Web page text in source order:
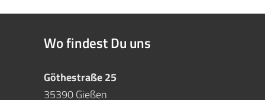
Wo findest Du uns
Göthestraße 25
35390 Gießen